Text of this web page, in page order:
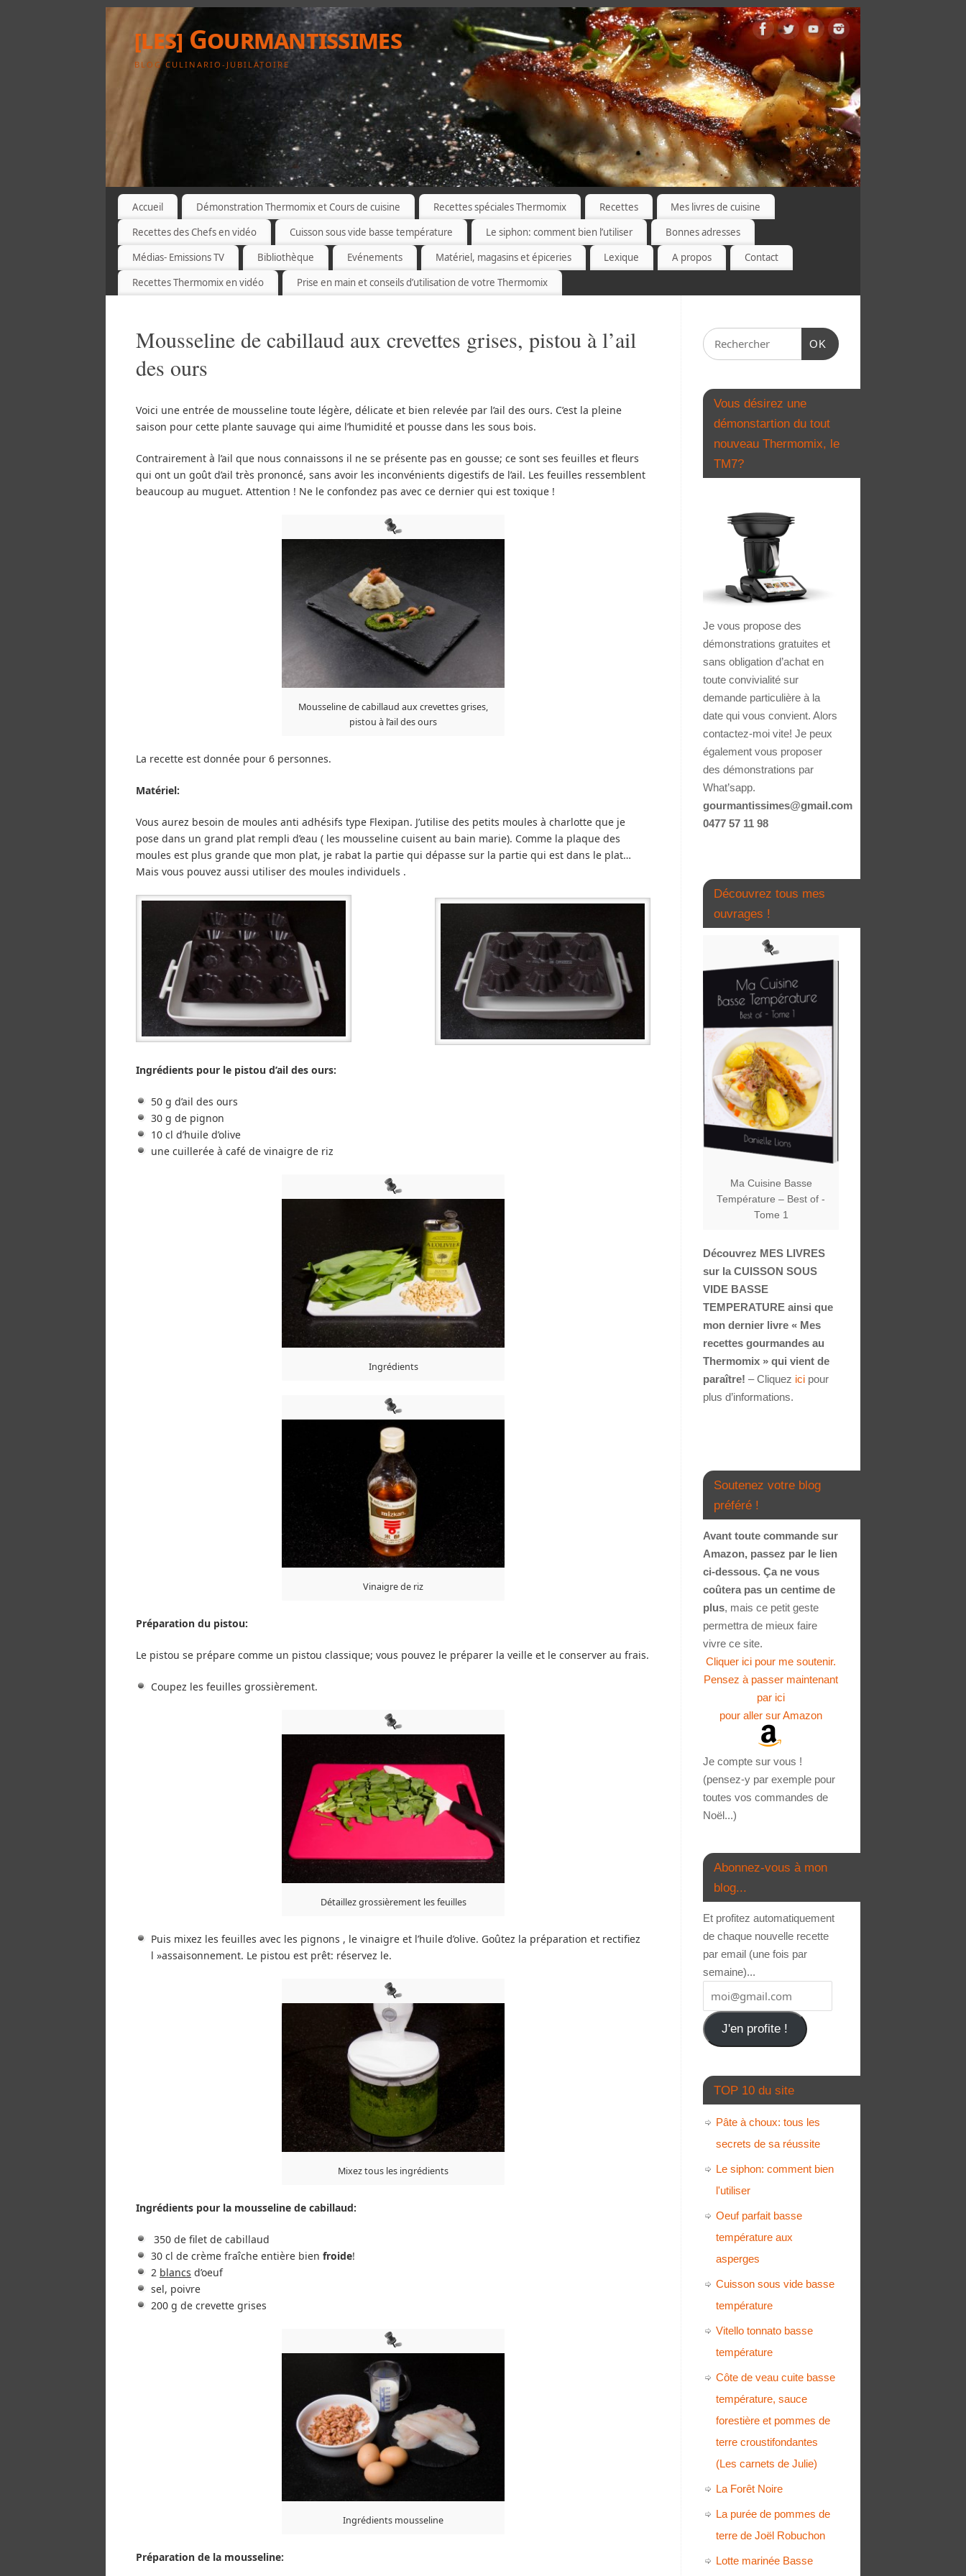
[les] Gourmantissimes
BLOG CULINARIO-JUBILATOIRE
Accueil Démonstration Thermomix et Cours de cuisine Recettes spéciales Thermomix Recettes
Mes livres de cuisine
Recettes des Chefs en vidéo
Cuisson sous vide basse température Le siphon: comment bien l’utiliser
Bonnes adresses
Médias- Emissions TV
Bibliothèque Evénements Matériel, magasins et épiceries Lexique A propos
Contact
Recettes Thermomix en vidéo
Prise en main et conseils d’utilisation de votre Thermomix
Mousseline de cabillaud aux crevettes grises, pistou à l’ail
des ours
Voici une entrée de mousseline toute légère, délicate et bien relevée par l’ail des ours. C’est la pleine
saison pour cette plante sauvage qui aime l’humidité et pousse dans les sous bois.
Contrairement à l’ail que nous connaissons il ne se présente pas en gousse; ce sont ses feuilles et fleurs
qui ont un goût d’ail très prononcé, sans avoir les inconvénients digestifs de l’ail. Les feuilles ressemblent
beaucoup au muguet. Attention ! Ne le confondez pas avec ce dernier qui est toxique !
Mousseline de cabillaud aux crevettes grises,
pistou à l’ail des ours
La recette est donnée pour 6 personnes.
Matériel:
Vous aurez besoin de moules anti adhésifs type Flexipan. J’utilise des petits moules à charlotte que je
pose dans un grand plat rempli d’eau ( les mousseline cuisent au bain marie). Comme la plaque des
moules est plus grande que mon plat, je rabat la partie qui dépasse sur la partie qui est dans le plat…
Mais vous pouvez aussi utiliser des moules individuels .
Ingrédients pour le pistou d’ail des ours:
50 g d’ail des ours
30 g de pignon
10 cl d’huile d’olive
une cuillerée à café de vinaigre de riz
Ingrédients
Vinaigre de riz
Préparation du pistou:
Le pistou se prépare comme un pistou classique; vous pouvez le préparer la veille et le conserver au frais.
Coupez les feuilles grossièrement.
Détaillez grossièrement les feuilles
Puis mixez les feuilles avec les pignons , le vinaigre et l’huile d’olive. Goûtez la préparation et rectifiez
l »assaisonnement. Le pistou est prêt: réservez le.
Mixez tous les ingrédients
Ingrédients pour la mousseline de cabillaud:
350 de filet de cabillaud
30 cl de crème fraîche entière bien froide!
2 blancs d’oeuf
sel, poivre
200 g de crevette grises
Ingrédients mousseline
Préparation de la mousseline:
OK
Vous désirez une
démonstartion du tout
nouveau Thermomix, le
TM7?
Je vous propose des
démonstrations gratuites et
sans obligation d’achat en
toute convivialité sur
demande particulière à la
date qui vous convient. Alors
contactez-moi vite! Je peux
également vous proposer
des démonstrations par
What’sapp.
gourmantissimes@gmail.com
0477 57 11 98
Découvrez tous mes
ouvrages !
Ma Cuisine Basse
Température – Best of -
Tome 1
Découvrez MES LIVRES
sur la CUISSON SOUS
VIDE BASSE
TEMPERATURE ainsi que
mon dernier livre « Mes
recettes gourmandes au
Thermomix » qui vient de
paraître! – Cliquez ici pour
plus d’informations.
Soutenez votre blog
préféré !
Avant toute commande sur
Amazon, passez par le lien
ci-dessous. Ça ne vous
coûtera pas un centime de
plus, mais ce petit geste
permettra de mieux faire
vivre ce site.
Cliquer ici pour me soutenir.
Pensez à passer maintenant
par ici
pour aller sur Amazon
Je compte sur vous !
(pensez-y par exemple pour
toutes vos commandes de
Noël...)
Abonnez-vous à mon
blog...
Et profitez automatiquement
de chaque nouvelle recette
par email (une fois par
semaine)...
J'en profite !
TOP 10 du site
Pâte à choux: tous les
secrets de sa réussite
Le siphon: comment bien
l'utiliser
Oeuf parfait basse
température aux
asperges
Cuisson sous vide basse
température
Vitello tonnato basse
température
Côte de veau cuite basse
température, sauce
forestière et pommes de
terre croustifondantes
(Les carnets de Julie)
La Forêt Noire
La purée de pommes de
terre de Joël Robuchon
Lotte marinée Basse